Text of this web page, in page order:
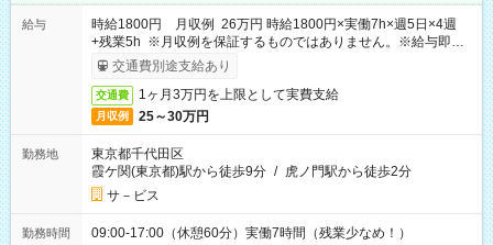
給与
時給1800円 月収例 26万円 時給1800円×実働7h×週5日×4週
+残業5h ※月収例を保証するものではありません。※給与即受
取りサービス利用可（利用条件有）
交通費別途支給あり
交通費 1ヶ月3万円を上限として実費支給
月収例 25～30万円
勤務地
東京都千代田区
霞ケ関(東京都)駅から徒歩9分 / 虎ノ門駅から徒歩2分
サ－ビス
勤務時間 09:00-17:00（休憩60分）実働7時間（残業少なめ！）